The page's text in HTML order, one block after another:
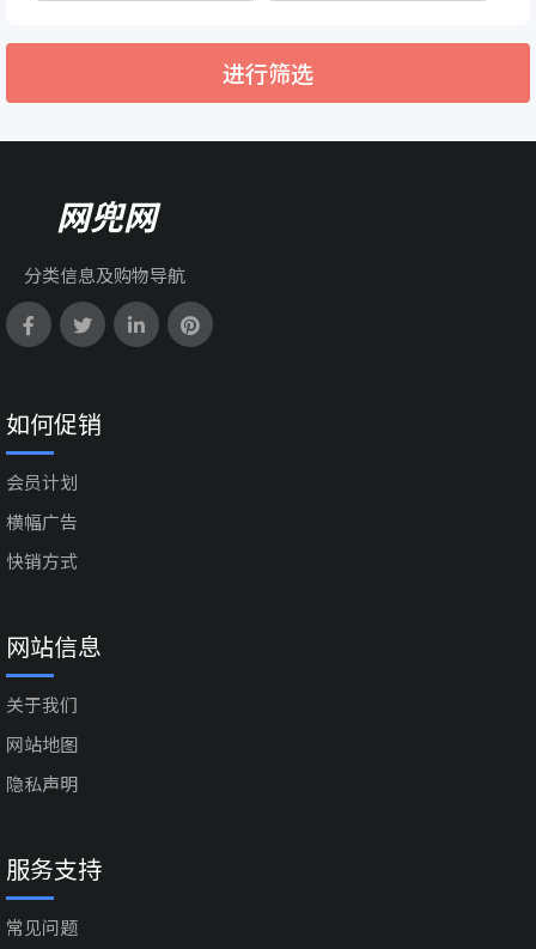
进行筛选
网兜网
分类信息及购物导航
如何促销
会员计划
横幅广告
快销方式
网站信息
关于我们
网站地图
隐私声明
服务支持
常见问题